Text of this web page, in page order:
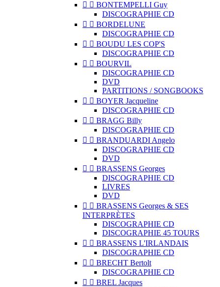
  BONTEMPELLI Guy
DISCOGRAPHIE CD
  BORDELUNE
DISCOGRAPHIE CD
  BOUDU LES COP'S
DISCOGRAPHIE CD
  BOURVIL
DISCOGRAPHIE CD
DVD
PARTITIONS / SONGBOOKS
  BOYER Jacqueline
DISCOGRAPHIE CD
  BRAGG Billy
DISCOGRAPHIE CD
  BRANDUARDI Angelo
DISCOGRAPHIE CD
DVD
  BRASSENS Georges
DISCOGRAPHIE CD
LIVRES
DVD
  BRASSENS Georges & SES
INTERPRÈTES
DISCOGRAPHIE CD
DISCOGRAPHIE 45 TOURS
  BRASSENS L'IRLANDAIS
DISCOGRAPHIE CD
  BRECHT Bertolt
DISCOGRAPHIE CD
  BREL Jacques